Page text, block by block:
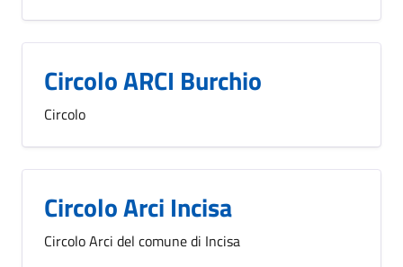
Circolo ARCI Burchio
Circolo
Circolo Arci Incisa
Circolo Arci del comune di Incisa